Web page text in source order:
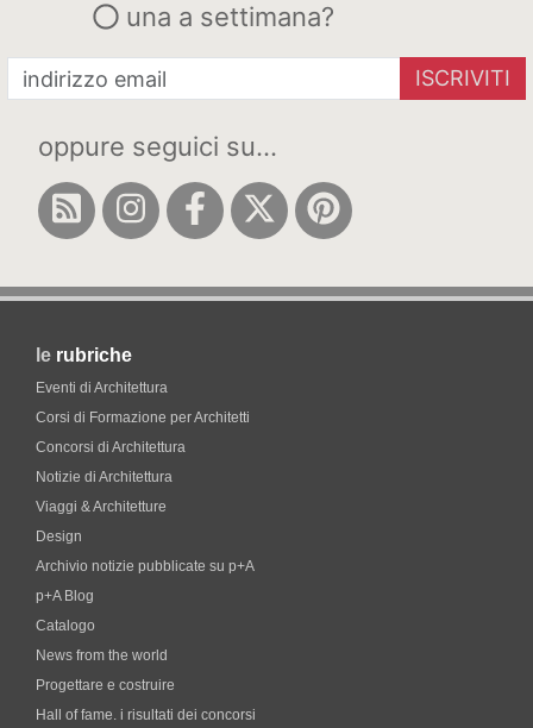
una a settimana?
ISCRIVITI
oppure seguici su...
le rubriche
Eventi di Architettura
Corsi di Formazione per Architetti
Concorsi di Architettura
Notizie di Architettura
Viaggi & Architetture
Design
Archivio notizie pubblicate su p+A
p+A Blog
Catalogo
News from the world
Progettare e costruire
Hall of fame. i risultati dei concorsi